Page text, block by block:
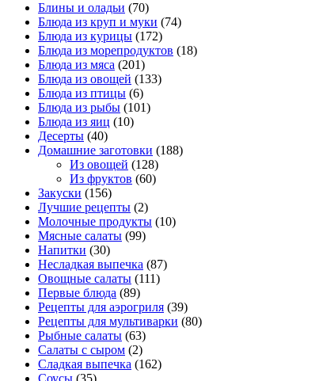
Блины и оладьи (70)
Блюда из круп и муки (74)
Блюда из курицы (172)
Блюда из морепродуктов (18)
Блюда из мяса (201)
Блюда из овощей (133)
Блюда из птицы (6)
Блюда из рыбы (101)
Блюда из яиц (10)
Десерты (40)
Домашние заготовки (188)
Из овощей (128)
Из фруктов (60)
Закуски (156)
Лучшие рецепты (2)
Молочные продукты (10)
Мясные салаты (99)
Напитки (30)
Несладкая выпечка (87)
Овощные салаты (111)
Первые блюда (89)
Рецепты для аэрогриля (39)
Рецепты для мультиварки (80)
Рыбные салаты (63)
Салаты с сыром (2)
Сладкая выпечка (162)